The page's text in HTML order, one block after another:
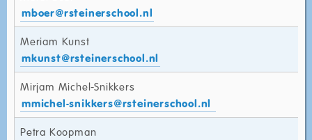
mboer@rsteinerschool.nl
Meriam Kunst
mkunst@rsteinerschool.nl
Mirjam Michel-Snikkers
mmichel-snikkers@rsteinerschool.nl
Petra Koopman